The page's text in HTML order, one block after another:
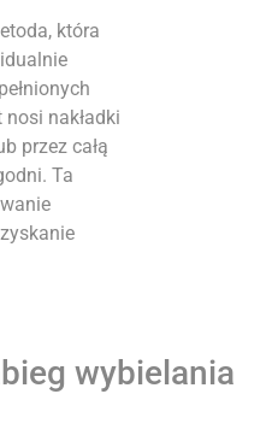
która
nakładki
przez całą
Ta
wybielania